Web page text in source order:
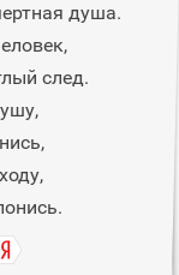
душа.
след.